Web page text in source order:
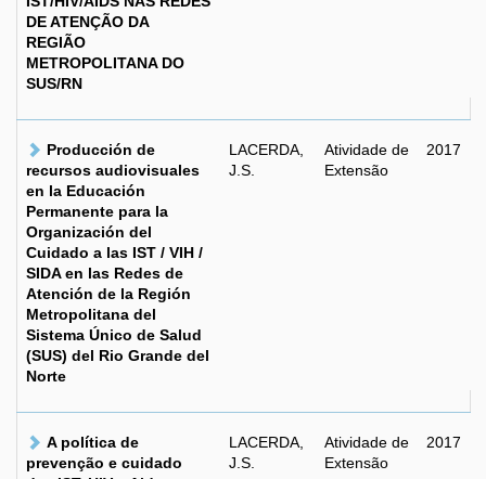
DE ATENÇÃO DA
REGIÃO
METROPOLITANA DO
SUS/RN
Producción de
recursos audiovisuales
en la Educación
Permanente para la
Organización del
Cuidado a las IST / VIH /
SIDA en las Redes de
Atención de la Región
Metropolitana del
Sistema Único de Salud
(SUS) del Rio Grande del
Norte
LACERDA,
J.S.
Atividade de
Extensão
2017
A política de
prevenção e cuidado
LACERDA,
J.S.
Atividade de
Extensão
2017